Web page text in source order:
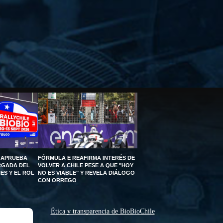
DEL
Y EL ROL
FÓRMULA E REAFIRMA INTERÉS DE
VOLVER A CHILE PESE A QUE "HOY
NO ES VIABLE" Y REVELA DIÁLOGO
CON ORREGO
Ética y transparencia de BioBioChile